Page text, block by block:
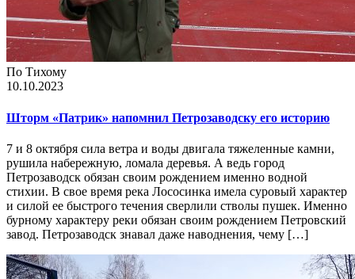
По Тихому
10.10.2023
Шторм «Патрик» напомнил Петрозаводску его историю
7 и 8 октября сила ветра и воды двигала тяжеленные камни,
рушила набережную, ломала деревья. А ведь город
Петрозаводск обязан своим рождением именно водной
стихии. В свое время река Лососинка имела суровый характер
и силой ее быстрого течения сверлили стволы пушек. Именно
бурному характеру реки обязан своим рождением Петровский
завод. Петрозаводск знавал даже наводнения, чему […]